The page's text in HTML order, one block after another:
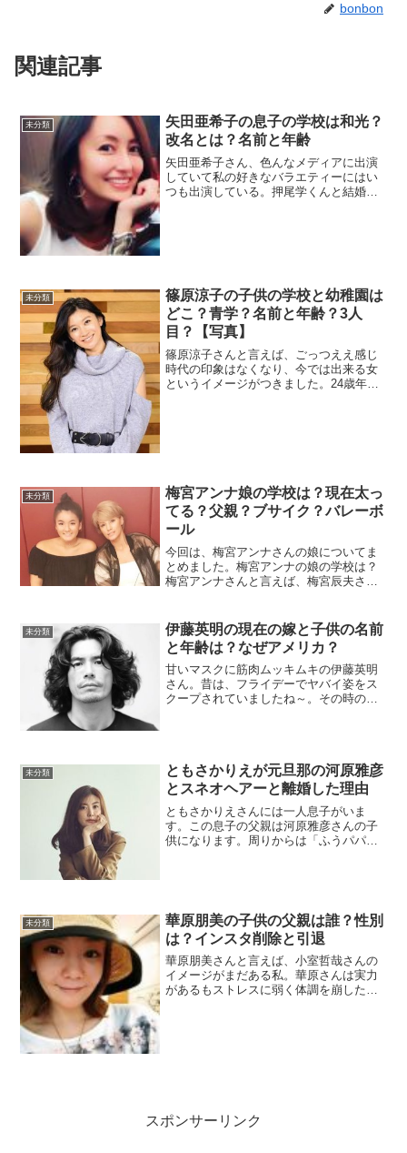
bonbon
関連記事
未分類
矢田亜希子の息子の学校は和光？
改名とは？名前と年齢
矢田亜希子さん、色んなメディアに出演
していて私の好きなバラエティーにはい
つも出演している。押尾学くんと結婚し
未分類
篠原涼子の子供の学校と幼稚園は
どこ？青学？名前と年齢？3人
目？【写真】
篠原涼子さんと言えば、ごっつええ感じ
時代の印象はなくなり、今では出来る女
というイメージがつきました。24歳年上
未分類
梅宮アンナ娘の学校は？現在太っ
てる？父親？ブサイク？バレーボ
ール
今回は、梅宮アンナさんの娘についてま
とめました。梅宮アンナの娘の学校は？
梅宮アンナさんと言えば、梅宮辰夫さん
ますｗ話がそれましたが、アンナさん
は、2001年に一般男性と...
未分類
伊藤英明の現在の嫁と子供の名前
と年齢は？なぜアメリカ？
甘いマスクに筋肉ムッキムキの伊藤英明
さん。昔は、フライデーでヤバイ姿をス
クープされていましたね～。その時の印
未分類
ともさかりえが元旦那の河原雅彦
とスネオヘアーと離婚した理由
ともさかりえさんには一人息子がいま
す。この息子の父親は河原雅彦さんの子
供になります。周りからは「ふうパパ」
未分類
華原朋美の子供の父親は誰？性別
は？インスタ削除と引退
華原朋美さんと言えば、小室哲哉さんの
イメージがまだある私。華原さんは実力
があるもストレスに弱く体調を崩した
スポンサーリンク